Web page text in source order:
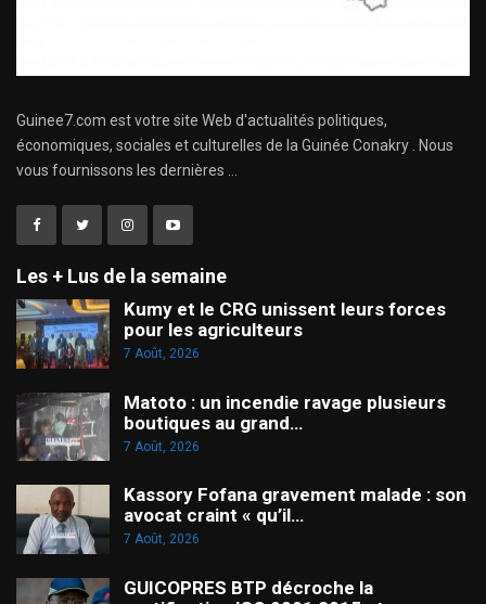
Guinee7.com est votre site Web d'actualités politiques,
économiques, sociales et culturelles de la Guinée Conakry . Nous
vous fournissons les dernières ...
Les + Lus de la semaine
Kumy et le CRG unissent leurs forces
pour les agriculteurs
7 Août, 2026
Matoto : un incendie ravage plusieurs
boutiques au grand…
7 Août, 2026
Kassory Fofana gravement malade : son
avocat craint « qu’il…
7 Août, 2026
GUICOPRES BTP décroche la